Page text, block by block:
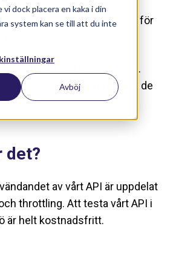
dock placera en kaka i din
system kan se till att du inte
Avböj
en modern integration för
till i vårt API kontinuerligt.
i vårt API är samma som de
det?
av vårt API är uppdelat
throttling. Att testa vårt API i
är helt kostnadsfritt.